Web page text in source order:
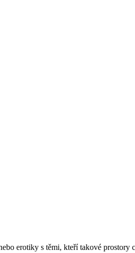
erotiky s těmi, kteří takové